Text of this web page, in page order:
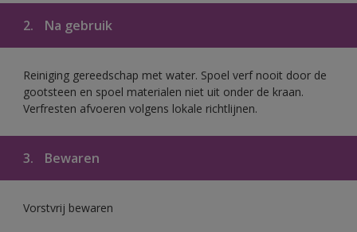
2. Na gebruik
Reiniging gereedschap met water. Spoel verf nooit door de
gootsteen en spoel materialen niet uit onder de kraan.
Verfresten afvoeren volgens lokale richtlijnen.
3. Bewaren
Vorstvrij bewaren